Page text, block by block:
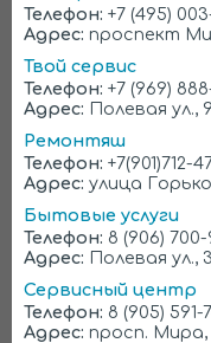
Верить
низкой
Нередко можно
«специалистов» о
Фрязино за 400-
Грамотный
ценнике ниже 600
запчасти и
даже небольшой. В
стоимость
немаленькая, но
дешевые
за их полной
Телефон: +7 (495)
Адрес: проспект
Твой сервис
Телефон: +7 (969)
Адрес: Полевая ул.,
Ремонтяш
Телефон: +7(901)712-
Адрес: улица
Бытовые услуги
Телефон: 8 (906)
Адрес: Полевая ул., 3
Сервисный центр
Телефон: 8 (905) 591-
Адрес: просп. Мира,